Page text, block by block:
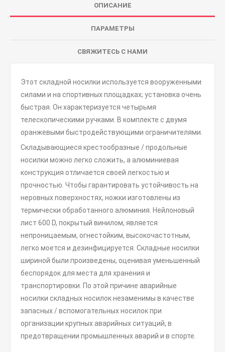
ОПИСАНИЕ
ПАРАМЕТРЫ
СВЯЖИТЕСЬ С НАМИ
Этот складной носилки используется вооруженными
силами и на спортивных площадках; установка очень
быстрая. Он характеризуется четырьмя
телескопическими ручками. В комплекте с двумя
оранжевыми быстродействующими ограничителями.
Складывающиеся крестообразные / продольные
носилки можно легко сложить, а алюминиевая
конструкция отличается своей легкостью и
прочностью. Чтобы гарантировать устойчивость на
неровных поверхностях, ножки изготовлены из
термически обработанного алюминия. Нейлоновый
лист 600 D, покрытый винилом, является
непроницаемым, огнестойким, высокочастотным,
легко моется и дезинфицируется. Складные носилки
шириной были произведены, оценивая уменьшенный
беспорядок для места для хранения и
транспортировки. По этой причине аварийные
носилки складных носилок незаменимы в качестве
запасных / вспомогательных носилок при
организации крупных аварийных ситуаций, в
предотвращении промышленных аварий и в спорте.